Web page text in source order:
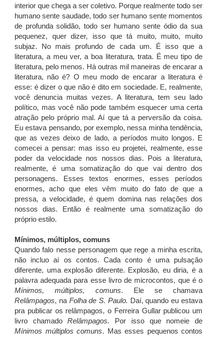
interior que chega a ser coletivo. Porque realmente todo ser
humano sente saudade, todo ser humano sente momentos
de profunda solidão, todo ser humano sente ódio da sua
pequenez, quer dizer, isso que tá muito, muito, muito
subjaz. No mais profundo de cada um. É isso que a
literatura, a meu ver, a boa literatura, trata. É meu tipo de
literatura, pelo menos. Há outras mil maneiras de encarar a
literatura, não é? O meu modo de encarar a literatura é
esse: é dizer o que não é dito em sociedade. E, realmente,
você denuncia muitas vezes. A literatura, tem seu lado
político, mas você não pode também esquecer uma certa
atração pelo próprio mal. Aí que tá a perversão da coisa.
Eu estava pensando, por exemplo, nessa minha tendência,
que as vezes deixo de lado, a períodos muito longos. E
comecei a pensar: mas isso eu projetei, realmente, esse
poder da velocidade nos nossos dias. Pois a literatura,
realmente, é uma somatização do que vai dentro dos
personagens. Esses textos enormes, esses períodos
enormes, acho que eles vêm muito do fato de que a
pressa, a velocidade, é quem domina nas relações dos
nossos dias. Então é realmente uma somatização do
próprio estilo.
Mínimos, múltiplos, comuns
Quando falo nesse personagem que rege a minha escrita,
não incluo aí os contos. Cada conto é uma pulsação
diferente, uma explosão diferente. Explosão, eu diria, é a
palavra adequada para esse livro de microcontos, que é o
Mínimos, múltiplos, comuns. Ele se chamava
Relâmpagos, na Folha de S. Paulo. Daí, quando eu estava
pra publicar os relâmpagos, o Ferreira Gullar publicou um
livro chamadoRelâmpagos. Por isso que nomeie de
Mínimos múltiplos comuns. Mas esses pequenos contos